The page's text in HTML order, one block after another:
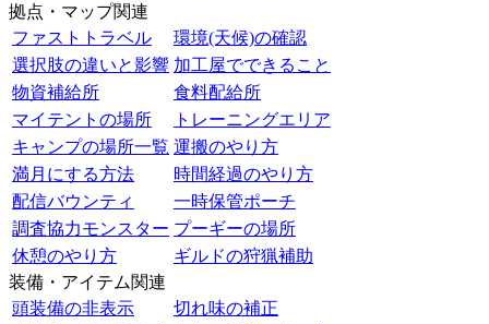
拠点・マップ関連
ファストトラベル
環境(天候)の確認
選択肢の違いと影響 加工屋でできること
物資補給所
食料配給所
マイテントの場所
トレーニングエリア
キャンプの場所一覧 運搬のやり方
満月にする方法
時間経過のやり方
配信バウンティ
一時保管ポーチ
調査協力モンスター プーギーの場所
休憩のやり方
ギルドの狩猟補助
装備・アイテム関連
頭装備の非表示
切れ味の補正